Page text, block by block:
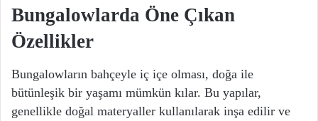
Bungalowlarda Öne Çıkan
Özellikler
Bungalowların bahçeyle iç içe olması, doğa ile
bütünleşik bir yaşamı mümkün kılar. Bu yapılar,
genellikle doğal materyaller kullanılarak inşa edilir ve